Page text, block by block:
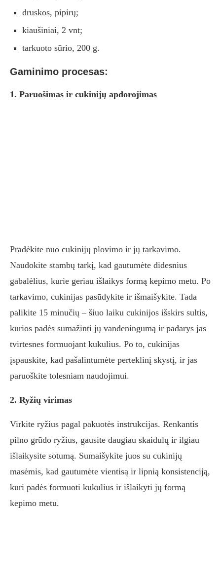
druskos, pipirų;
kiaušiniai, 2 vnt;
tarkuoto sūrio, 200 g.
Gaminimo procesas:
1. Paruošimas ir cukinijų apdorojimas
Pradėkite nuo cukinijų plovimo ir jų tarkavimo.
Naudokite stambų tarkį, kad gautumėte didesnius
gabalėlius, kurie geriau išlaikys formą kepimo metu. Po
tarkavimo, cukinijas pasūdykite ir išmaišykite. Tada
palikite 15 minučių – šiuo laiku cukinijos išskirs sultis,
kurios padės sumažinti jų vandeningumą ir padarys jas
tvirtesnes formuojant kukulius. Po to, cukinijas
įspauskite, kad pašalintumėte perteklinį skystį, ir jas
paruoškite tolesniam naudojimui.
2. Ryžių virimas
Virkite ryžius pagal pakuotės instrukcijas. Renkantis
pilno grūdo ryžius, gausite daugiau skaidulų ir ilgiau
išlaikysite sotumą. Sumaišykite juos su cukinijų
masėmis, kad gautumėte vientisą ir lipnią konsistenciją,
kuri padės formuoti kukulius ir išlaikyti jų formą
kepimo metu.